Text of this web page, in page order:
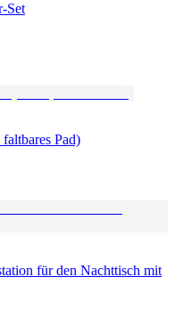
Set
Pad)
für den Nachttisch mit